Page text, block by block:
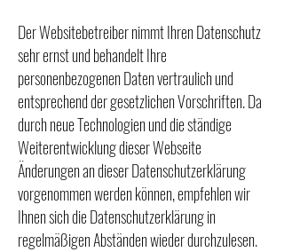
Der Websitebetreiber nimmt Ihren Datenschutz
sehr ernst und behandelt Ihre
personenbezogenen Daten vertraulich und
entsprechend der gesetzlichen Vorschriften. Da
durch neue Technologien und die ständige
Weiterentwicklung dieser Webseite
Änderungen an dieser Datenschutzerklärung
vorgenommen werden können, empfehlen wir
Ihnen sich die Datenschutzerklärung in
regelmäßigen Abständen wieder durchzulesen.